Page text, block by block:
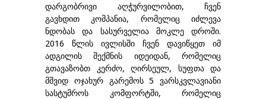
დარგობრივი აღჭურვილობით, ჩვენ
გავხდით კომპანია, რომელიც იძლევა
ნდობას და სასურველია მოკლე დროში.
2016 წლის ივლისში ჩვენ დავიწყეთ იმ
ადგილის შექმნის იდეიდან, რომელიც
გთავაზობთ კერძო, ღირსეულ, სუფთა და
მშვიდ ოჯახურ გარემოს 5 ვარსკვლავიანი
სასტუმროს კომფორტში, რომელიც